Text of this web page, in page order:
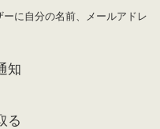
に自分の名前、メールアドレ
知
る